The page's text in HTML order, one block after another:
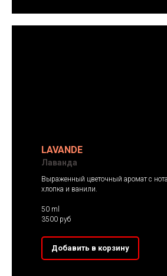
LAVANDE
Лаванда
Выраженный цветочный аромат с
хлопка и ванили.
50 ml
3500 руб
Добавить в корзину